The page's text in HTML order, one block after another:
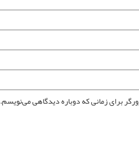
برای زمانی که دوباره دیدگاهی می‌نویسم.